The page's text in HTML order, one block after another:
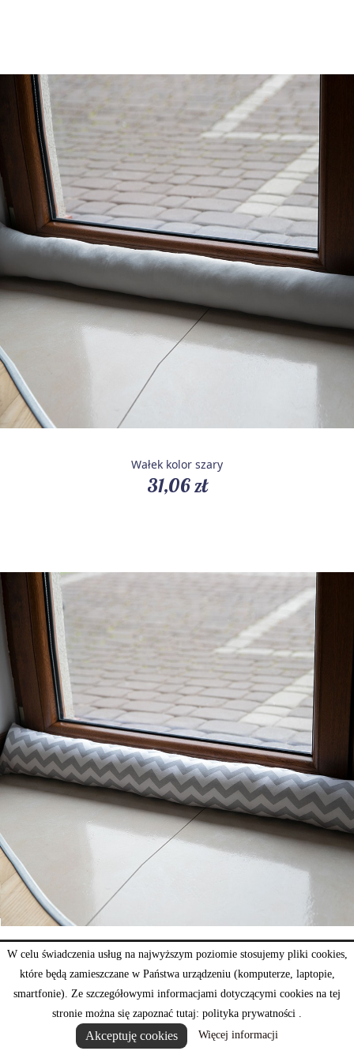
W celu świadczenia usług na najwyższym poziomie stosujemy pliki cookies,
które będą zamieszczane w Państwa urządzeniu (komputerze, laptopie,
smartfonie). Ze szczegółowymi informacjami dotyczącymi cookies na tej
stronie można się zapoznać tutaj: polityka prywatności .
Akceptuję cookies Więcej informacji
Wałek kolor szary
31,06 zł
Wałek zygzak szary
31,06 zł